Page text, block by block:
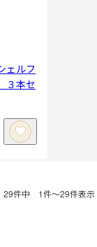
ェルフ
本セ
29件中 1件〜29件表示